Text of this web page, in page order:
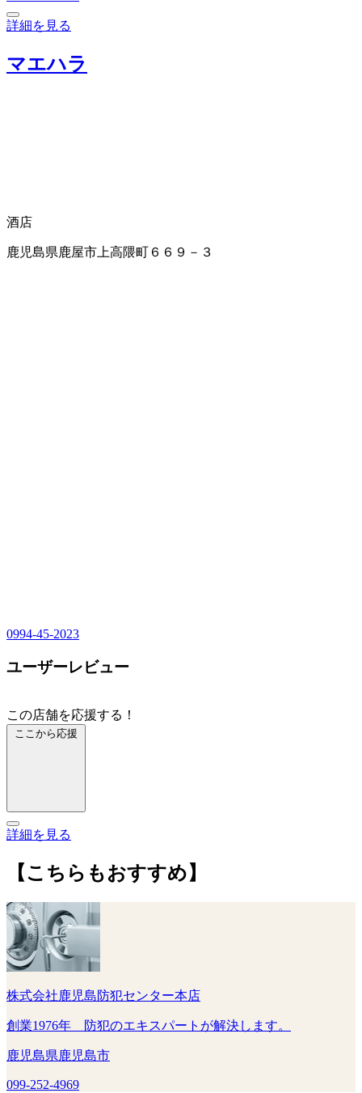
詳細を見る
マエハラ
酒店
鹿児島県鹿屋市上高隈町６６９－３
0994-45-2023
ユーザーレビュー
この店舗を応援する！
ここから応援
詳細を見る
【こちらもおすすめ】
株式会社鹿児島防犯センター本店
創業1976年 防犯のエキスパートが解決します。
鹿児島県鹿児島市
099-252-4969